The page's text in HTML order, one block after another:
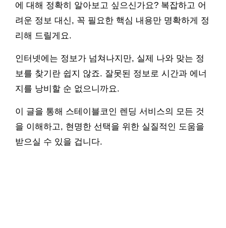
에 대해 정확히 알아보고 싶으신가요? 복잡하고 어
려운 정보 대신, 꼭 필요한 핵심 내용만 명확하게 정
리해 드릴게요.
인터넷에는 정보가 넘쳐나지만, 실제 나와 맞는 정
보를 찾기란 쉽지 않죠. 잘못된 정보로 시간과 에너
지를 낭비할 순 없으니까요.
이 글을 통해 스테이블코인 렌딩 서비스의 모든 것
을 이해하고, 현명한 선택을 위한 실질적인 도움을
받으실 수 있을 겁니다.